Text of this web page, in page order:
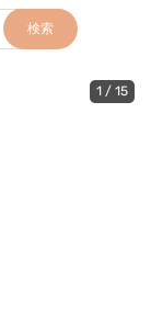
検索
1 / 15